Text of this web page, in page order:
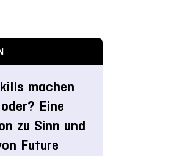
machen
Eine
zu Sinn und
Future